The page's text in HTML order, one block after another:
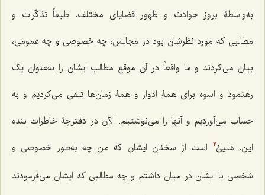
به‌واسطۀ بروز حوادث و ظهور قضایای مختلف، طبعاً تذکّرات و
مطالبی که مورد نظرشان بود در مجالس، چه خصوصی و چه عمومی،
بیان می‌کردند و ما واقعاً در آن موقع مطالب ایشان را به‌عنوان یک
رهنمود و اسوه برای همۀ ادوار و همۀ زمان‌ها تلقی می‌کردیم و به
حساب می‌آوردیم و آنها را می‌نوشتیم. الآن در دفترچۀ خاطرات بنده
این، مَلیئ3
است از سخنان ایشان که من چه به‌طور خصوصی و
شخصی با ایشان در میان داشتم و چه مطالبی که ایشان می‌فرمودند